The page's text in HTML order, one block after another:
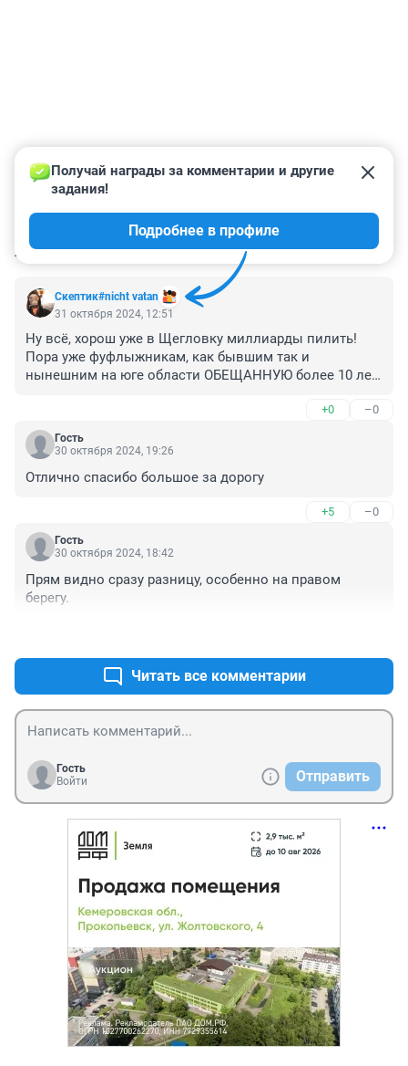
КОММЕНТАРИИ 3
Скептик#nicht vatan
Получай награды за комментарии и другие
задания!
Подробнее в профиле
31 октября 2024, 12:51
Ну всё, хорош уже в Щегловку миллиарды пилить!
Пора уже фуфлыжникам, как бывшим так и
нынешним на юге области ОБЕЩАННУЮ более 10 лет
рассказывали...
+0 –0
Гость
30 октября 2024, 19:26
Отлично спасибо большое за дорогу
+5 –0
Гость
30 октября 2024, 18:42
Прям видно сразу разницу, особенно на правом
берегу.
Читать все комментарии
Гость
Войти
Отправить